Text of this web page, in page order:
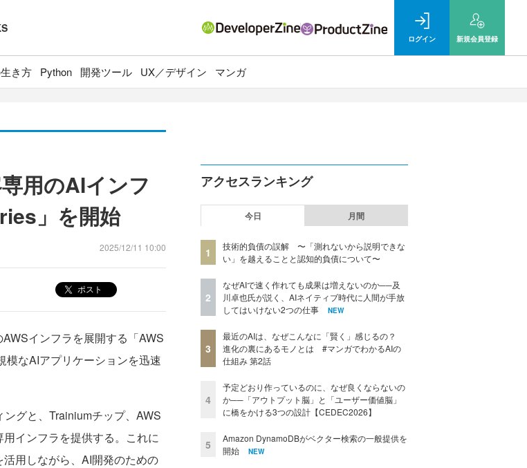
ログイン 新規会員登録
き方 Python 開発ツール UX／デザイン マンガ
用のAIインフ
」を開始
2025/12/11 10:00
ポスト
インフラを展開する「AWS
模なAIアプリケーションを迅速
グと、Trainiumチップ、AWS
インフラを提供する。これに
用しながら、AI開発のための
アクセスランキング
今日 月間
1
技術的負債の誤解 〜「測れないから説明できな
い」を越えることと認知的負債について〜
2
なぜAIで速く作れても成果は増えないのか──及
川卓也氏が説く、AIネイティブ時代に人間が手放
してはいけない2つの仕事
NEW
3
最近のAIは、なぜこんなに「賢く」感じるの？
進化の裏にあるモノとは #マンガでわかるAIの
仕組み 第2話
4
予定どおり作っているのに、なぜ良くならないの
か──「アウトプット脳」と「ユーザー価値脳」
に橋をかける3つの設計【CEDEC2026】
5
Amazon DynamoDBがベクター検索の一般提供を
開始
NEW